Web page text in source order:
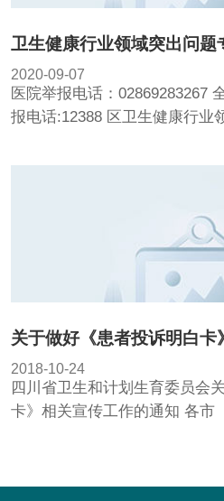
卫生健康行业领域突出问题
2020-09-07
医院举报电话：02869283267
报电话:12388 区卫生健康行业
保系统治理 举报投诉电话...
关于做好《患者投诉明白卡
2018-10-24
四川省卫生和计划生育委员会
卡》相关宣传工作的通知 各市